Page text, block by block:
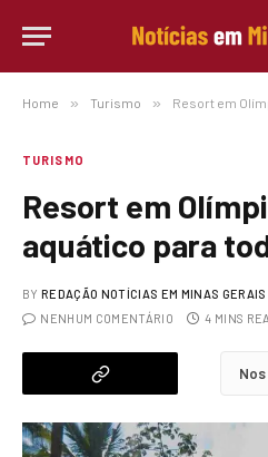
Home » Turismo » Resort em
TURISMO
Resort em
aquático para
BY REDAÇÃO NOTÍCIAS EM MINAS GERAIS
NENHUM COMENTÁRIO
4 MINS